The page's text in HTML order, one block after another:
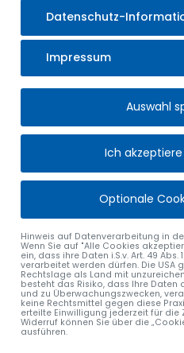
Halle als Brennstofflager
Holzpellets.
Straß, Fl.Nrn. 1056, 1049,
Ersatzbau für den
Wohnhausneubau mit 1
sonstigen Wohnung und 2
Wohnteils in Straß 6.
Einführung gesplittete
Über die Einführung von
Schmutzwasser und
Bürgerblatt Nr. 23 vom 8. Juni
Gerhard Frey
1. Bürgermeister
Datenschutz-
Impressum
Auswahl
Ich
Optionale
Hinweis auf Datenverarbeitung in
Wenn Sie auf "Alle Cookies
ein, dass ihre Daten i.S.v. Art. 49 Abs.
verarbeitet werden dürfen. Die USA
Rechtslage als Land mit
besteht das Risiko, dass Ihre Daten
und zu Überwachungszwecken,
keine Rechtsmittel gegen diese
erteilte Einwilligung jederzeit für die
Widerruf können Sie über die
ausführen.